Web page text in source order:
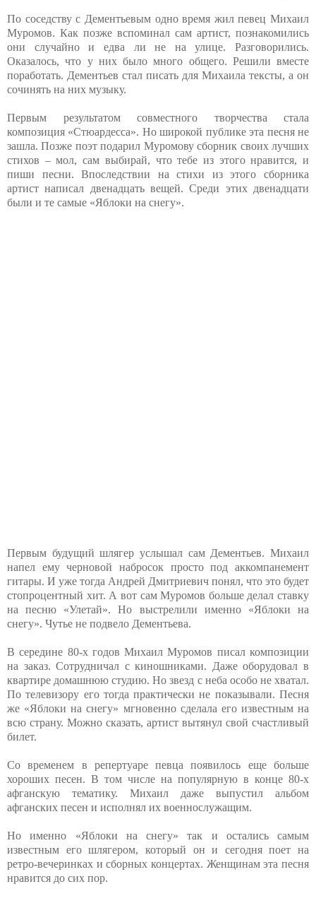
По соседству с Дементьевым одно время жил певец Михаил
Муромов. Как позже вспоминал сам артист, познакомились
они случайно и едва ли не на улице. Разговорились.
Оказалось, что у них было много общего. Решили вместе
поработать. Дементьев стал писать для Михаила тексты, а он
сочинять на них музыку.
Первым результатом совместного творчества стала
композиция «Стюардесса». Но широкой публике эта песня не
зашла. Позже поэт подарил Муромову сборник своих лучших
стихов – мол, сам выбирай, что тебе из этого нравится, и
пиши песни. Впоследствии на стихи из этого сборника
артист написал двенадцать вещей. Среди этих двенадцати
были и те самые «Яблоки на снегу».
Первым будущий шлягер услышал сам Дементьев. Михаил
напел ему черновой набросок просто под аккомпанемент
гитары. И уже тогда Андрей Дмитриевич понял, что это будет
стопроцентный хит. А вот сам Муромов больше делал ставку
на песню «Улетай». Но выстрелили именно «Яблоки на
снегу». Чутье не подвело Дементьева.
В середине 80-х годов Михаил Муромов писал композиции
на заказ. Сотрудничал с киношниками. Даже оборудовал в
квартире домашнюю студию. Но звезд с неба особо не хватал.
По телевизору его тогда практически не показывали. Песня
же «Яблоки на снегу» мгновенно сделала его известным на
всю страну. Можно сказать, артист вытянул свой счастливый
билет.
Со временем в репертуаре певца появилось еще больше
хороших песен. В том числе на популярную в конце 80-х
афганскую тематику. Михаил даже выпустил альбом
афганских песен и исполнял их военнослужащим.
Но именно «Яблоки на снегу» так и остались самым
известным его шлягером, который он и сегодня поет на
ретро-вечеринках и сборных концертах. Женщинам эта песня
нравится до сих пор.